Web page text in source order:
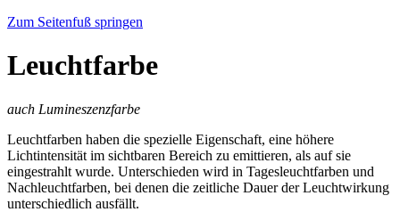
Zum Seitenfuß springen
Leuchtfarbe
auch Lumineszenzfarbe
Leuchtfarben haben die spezielle Eigenschaft, eine höhere
Lichtintensität im sichtbaren Bereich zu emittieren, als auf sie
eingestrahlt wurde. Unterschieden wird in Tagesleuchtfarben und
Nachleuchtfarben, bei denen die zeitliche Dauer der Leuchtwirkung
unterschiedlich ausfällt.